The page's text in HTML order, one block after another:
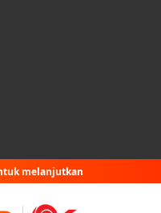
melanjutkan